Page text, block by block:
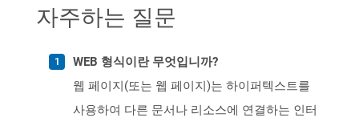
자주하는 질문
WEB 형식이란 무엇입니까?
웹 페이지(또는 웹 페이지)는 하이퍼텍스트를
사용하여 다른 문서나 리소스에 연결하는 인터